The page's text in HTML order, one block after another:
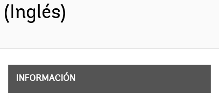
(Inglés)
INFORMACIÓN